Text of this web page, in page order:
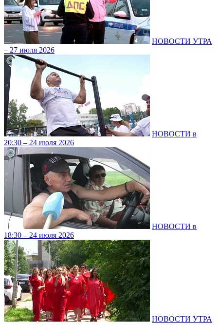
НОВОСТИ УТРА
– 27 июля 2026
НОВОСТИ в
20:30 – 24 июля 2026
НОВОСТИ в
18:30 – 24 июля 2026
НОВОСТИ УТРА